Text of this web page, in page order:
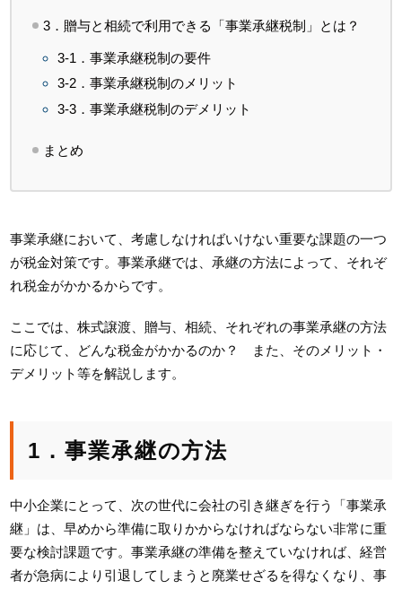
3．贈与と相続で利用できる「事業承継税制」とは？
3-1．事業承継税制の要件
3-2．事業承継税制のメリット
3-3．事業承継税制のデメリット
まとめ
事業承継において、考慮しなければいけない重要な課題の一つ
が税金対策です。事業承継では、承継の方法によって、それぞ
れ税金がかかるからです。
ここでは、株式譲渡、贈与、相続、それぞれの事業承継の方法
に応じて、どんな税金がかかるのか？ また、そのメリット・
デメリット等を解説します。
1．事業承継の方法
中小企業にとって、次の世代に会社の引き継ぎを行う「事業承
継」は、早めから準備に取りかからなければならない非常に重
要な検討課題です。事業承継の準備を整えていなければ、経営
者が急病により引退してしまうと廃業せざるを得なくなり、事